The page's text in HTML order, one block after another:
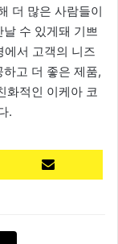
더 많은 사람들이
수 있게돼 기쁘
에서 고객의 니즈
고 더 좋은 제품,
화적인 이케아 코
.